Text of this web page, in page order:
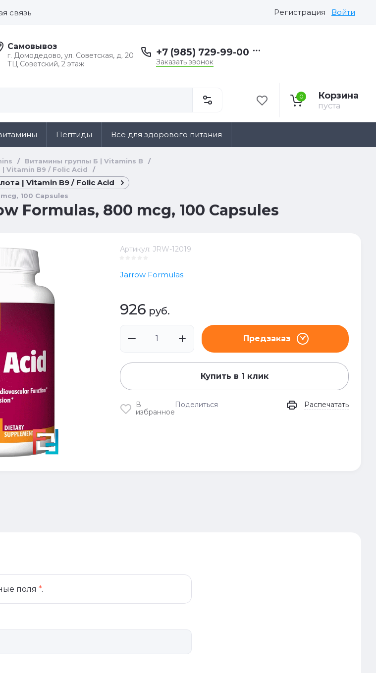
связь Регистрация Войти
Самовывоз
г. Домодедово, ул. Советская, д. 20
ТЦ Советский, 2 этаж
+7 (985) 729-99-00
Заказать звонок
0 Корзина
пуста
Пептиды Все для здорового питания
/ Витамины группы Б | Vitamins B
/
Vitamin B9 / Folic Acid
/
| Vitamin B9 / Folic Acid
100 Capsules
Formulas, 800 mcg, 100 Capsules
Артикул: JRW-12019
Jarrow Formulas
926 руб.
Предзаказ
Купить в 1 клик
В
избранное
Поделиться Распечатать
поля *.